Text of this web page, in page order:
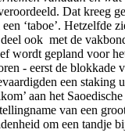
Dat kreeg
‘taboe’.
ook met de
wordt gepland voor
- eerst de
een
aan het
van een
om een tandje